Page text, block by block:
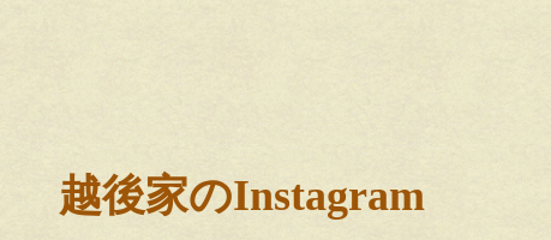
越後家のInstagram